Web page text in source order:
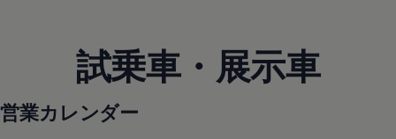
倫理・リスク管理・コンプライアンス
プレスリリース
2025
2024
2023
試乗車・展示車
営業カレンダー